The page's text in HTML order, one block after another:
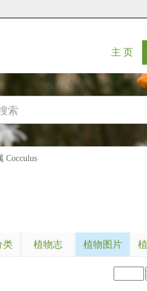
主 页
Cocculus
类 植物志 植物图片